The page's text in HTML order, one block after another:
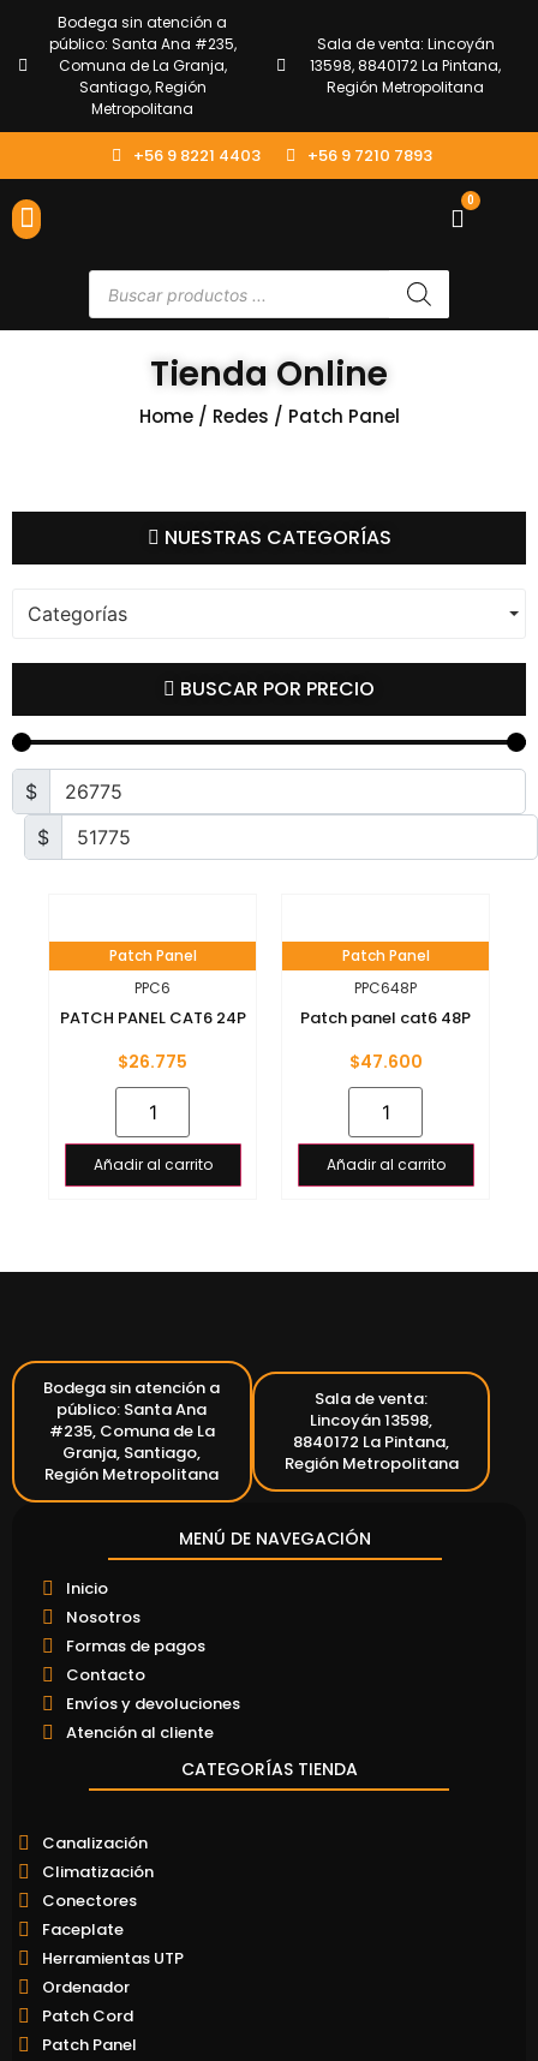
Bodega sin atención a
público: Santa Ana #235,
Comuna de La Granja,
Santiago, Región
Metropolitana
Sala de venta: Lincoyán
13598, 8840172 La Pintana,
Región Metropolitana
+56 9 8221 4403 +56 9 7210 7893
0
Tienda Online
Home/ Redes / Patch Panel
NUESTRAS CATEGORÍAS
Categorías
BUSCAR POR PRECIO
$
$
Patch Panel
PPC6
PATCH PANEL CAT6 24P
$26.775
Añadir al carrito
Patch Panel
PPC648P
Patch panel cat6 48P
$47.600
Añadir al carrito
Bodega sin atención a
público: Santa Ana
#235, Comuna de La
Granja, Santiago,
Región Metropolitana
Sala de venta:
Lincoyán 13598,
8840172 La Pintana,
Región Metropolitana
MENÚ DE NAVEGACIÓN
Inicio
Nosotros
Formas de pagos
Contacto
Envíos y devoluciones
Atención al cliente
CATEGORÍAS TIENDA
Canalización
Climatización
Conectores
Faceplate
Herramientas UTP
Ordenador
Patch Cord
Patch Panel